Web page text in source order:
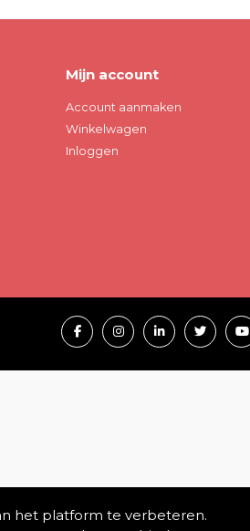
Mijn account
Account aanmaken
Winkelwagen
Inloggen
het platform te verbeteren.